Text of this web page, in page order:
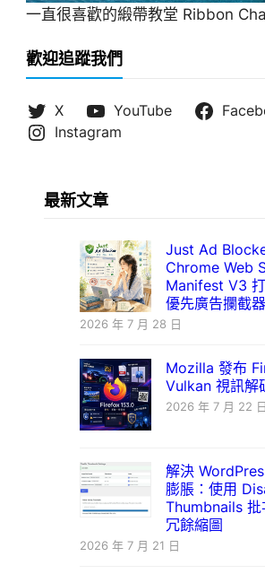
一直很喜歡的緞帶教堂 Ribbon
歡迎追蹤我們
X YouTube
Instagram
最新文章
Just Ad
Chrome Web
Manifest V3
優先廣告攔截器
2026 年 7 月 28 日
Mozilla 發布
Vulkan 視訊解
2026 年 7 月 22 日
解決
膨脹：使用
Thumbnails 批
冗餘縮圖
2026 年 7 月 21 日